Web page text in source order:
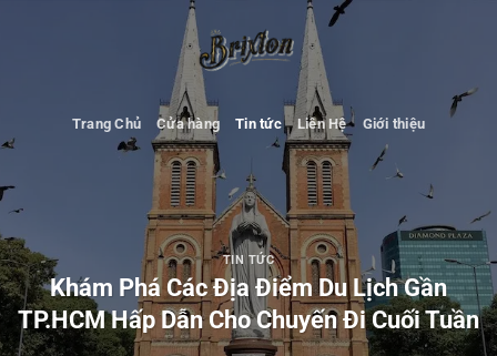
Trang Chủ Cửa hàng Tin tức Liên Hệ Giới thiệu
TIN TỨC
Khám Phá Các Địa Điểm Du Lịch Gần
TP.HCM Hấp Dẫn Cho Chuyến Đi Cuối Tuần